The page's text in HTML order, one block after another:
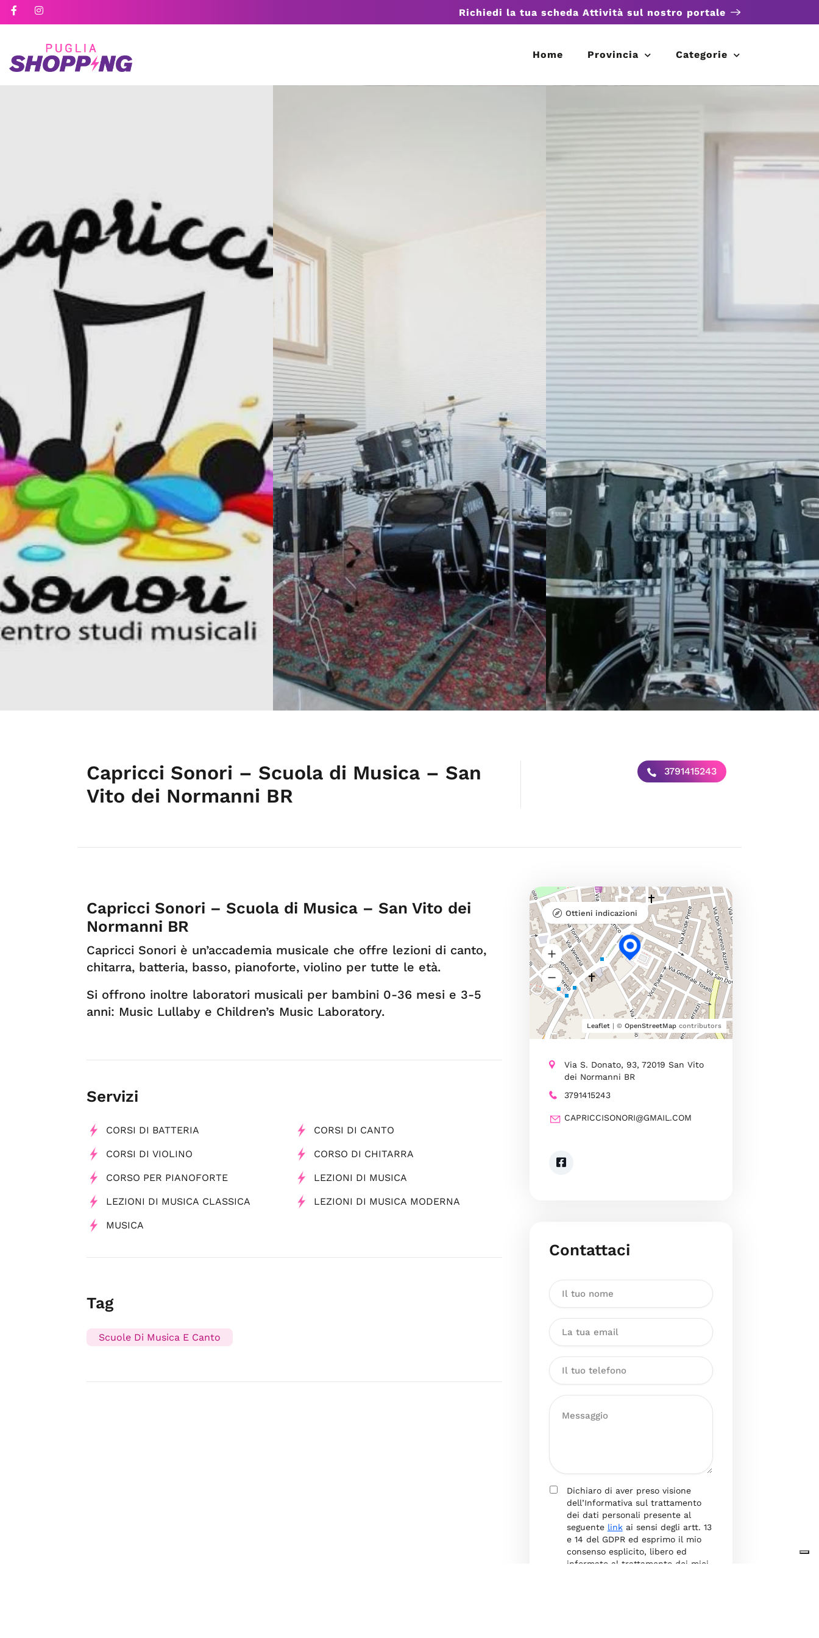
Richiedi la tua scheda Attività sul nostro portale
Home Provincia Categorie
Capricci Sonori – Scuola di Musica – San
Vito dei Normanni BR
3791415243
Capricci Sonori – Scuola di Musica – San Vito dei
Normanni BR
Capricci Sonori è un’accademia musicale che offre lezioni di canto,
chitarra, batteria, basso, pianoforte, violino per tutte le età.
Si offrono inoltre laboratori musicali per bambini 0-36 mesi e 3-5
anni: Music Lullaby e Children’s Music Laboratory.
Servizi
CORSI DI BATTERIA CORSI DI CANTO
CORSI DI VIOLINO CORSO DI CHITARRA
CORSO PER PIANOFORTE LEZIONI DI MUSICA
LEZIONI DI MUSICA CLASSICA LEZIONI DI MUSICA MODERNA
MUSICA
Tag
Scuole Di Musica E Canto
Leaflet| © OpenStreetMapcontributors
Ottieni indicazioni
Via S. Donato, 93, 72019 San Vito
dei Normanni BR
3791415243
CAPRICCISONORI@GMAIL.COM
Contattaci
Dichiaro di aver preso visione
dell’Informativa sul trattamento
dei dati personali presente al
seguente linkai sensi degli artt. 13
e 14 del GDPR ed esprimo il mio
consenso esplicito, libero ed
informato al trattamento dei miei